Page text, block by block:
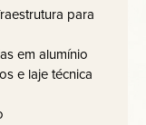
para
em alumínio
e laje técnica